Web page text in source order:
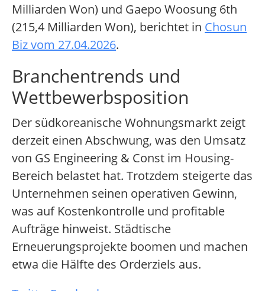
Milliarden Won) und Gaepo Woosung 6th
(215,4 Milliarden Won), berichtet in Chosun
Biz vom 27.04.2026.
Branchentrends und
Wettbewerbsposition
Der südkoreanische Wohnungsmarkt zeigt
derzeit einen Abschwung, was den Umsatz
von GS Engineering & Const im Housing-
Bereich belastet hat. Trotzdem steigerte das
Unternehmen seinen operativen Gewinn,
was auf Kostenkontrolle und profitable
Aufträge hinweist. Städtische
Erneuerungsprojekte boomen und machen
etwa die Hälfte des Orderziels aus.